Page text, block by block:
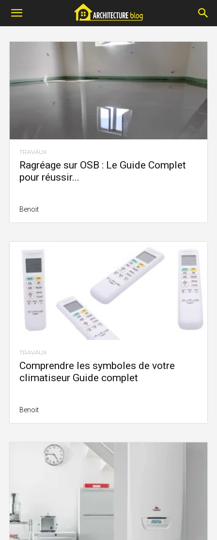
TRAVAUX
Ragréage sur OSB : Le Guide Complet
pour réussir...
Benoit
TRAVAUX
Comprendre les symboles de votre
climatiseur Guide complet
Benoit